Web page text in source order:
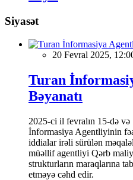
Siyasət
20 Fevral 2025,
Turan
Bəyanatı
2025-ci il fevralın 15-də və
İnformasiya Agentliyinin
iddialar irəli sürülən
müəllif agentliyi Qərb
strukturların maraqlarına
etməyə cəhd edir.